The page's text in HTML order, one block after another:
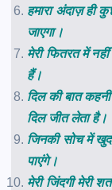
हमारा अंदाज़ ही
जाएगा।
मेरी फितरत में
हैं।
दिल की बात
दिल जीत लेता है।
जिनकी सोच में
पाएंगे।
मेरी जिंदगी मेरी